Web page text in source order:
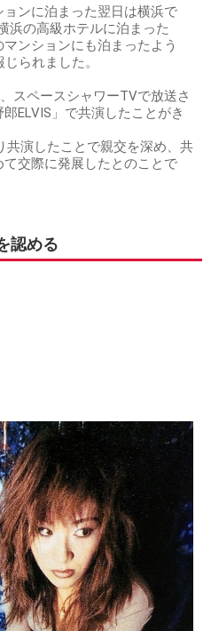
ンに泊まった翌日は横浜で
浜の高級ホテルに泊まった
ンションにも泊まったよう
られました。
スペースシャワーTVで放送さ
ELVIS」で共演したことがき
共演したことで親交を深め、共
交際に発展したとのことで
認める